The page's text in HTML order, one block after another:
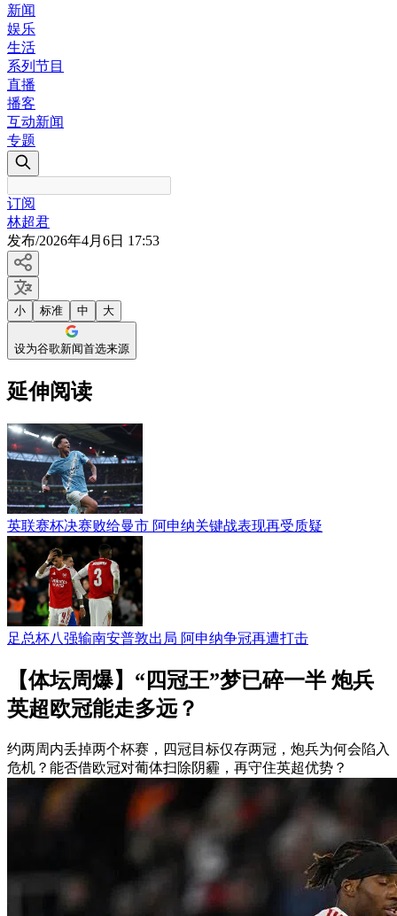
新闻
娱乐
生活
系列节目
直播
播客
互动新闻
专题
订阅
林超君
发布/2026年4月6日 17:53
小 标准 中 大
设为谷歌新闻首选来源
延伸阅读
英联赛杯决赛败给曼市 阿申纳关键战表现再受质疑
足总杯八强输南安普敦出局 阿申纳争冠再遭打击
【体坛周爆】“四冠王”梦已碎一半 炮兵
英超欧冠能走多远？
约两周内丢掉两个杯赛，四冠目标仅存两冠，炮兵为何会陷入
危机？能否借欧冠对葡体扫除阴霾，再守住英超优势？